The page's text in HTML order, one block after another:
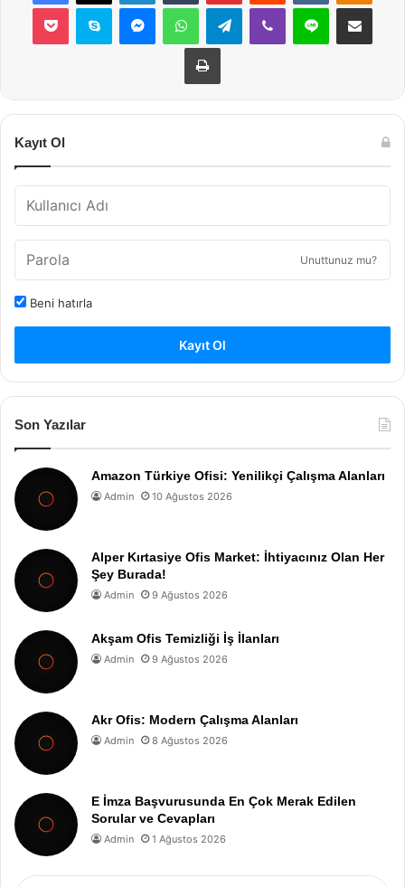
Pocket Skype MessengerWhatsAppTelegramViber Line E-Posta ile
Yazdır
Kayıt Ol
Unuttunuz mu?
Beni hatırla
Kayıt Ol
Son Yazılar
Amazon Türkiye Ofisi: Yenilikçi Çalışma Alanları
Admin 10 Ağustos 2026
Alper Kırtasiye Ofis Market: İhtiyacınız Olan Her
Şey Burada!
Admin 9 Ağustos 2026
Akşam Ofis Temizliği İş İlanları
Admin 9 Ağustos 2026
Akr Ofis: Modern Çalışma Alanları
Admin 8 Ağustos 2026
E İmza Başvurusunda En Çok Merak Edilen
Sorular ve Cevapları
Admin 1 Ağustos 2026